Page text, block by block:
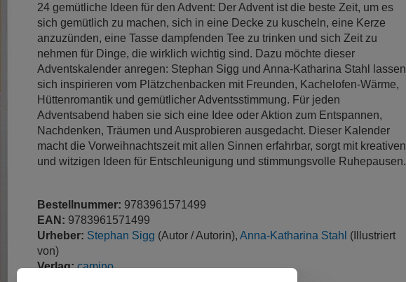
24 gemütliche Ideen für den Advent: Der Advent ist die beste Zeit, um es
sich gemütlich zu machen, sich in eine Decke zu kuscheln, eine Kerze
anzuzünden, eine Tasse dampfenden Tee zu trinken und sich Zeit zu
nehmen für Dinge, die wirklich wichtig sind. Dazu möchte dieser
Adventskalender anregen: Stephan Sigg und Anna-Katharina Stahl lassen
sich inspirieren vom Plätzchenbacken mit Freunden, Kachelofen-Wärme,
Hüttenromantik und gemütlicher Adventsstimmung. Für jeden
Adventsabend haben sie sich eine Idee oder Aktion zum Entspannen,
Nachdenken, Träumen und Ausprobieren ausgedacht. Dieser Kalender
macht die Vorweihnachtszeit mit allen Sinnen erfahrbar, sorgt mit kreativen
und witzigen Ideen für Entschleunigung und stimmungsvolle Ruhepausen.
Bestellnummer: 9783961571499
EAN: 9783961571499
Urheber: Stephan Sigg (Autor / Autorin), Anna-Katharina Stahl (Illustriert
von)
Verlag:camino